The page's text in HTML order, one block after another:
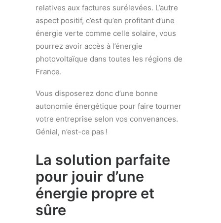
relatives aux factures surélevées. L’autre
aspect positif, c’est qu’en profitant d’une
énergie verte comme celle solaire, vous
pourrez avoir accès à l’énergie
photovoltaïque dans toutes les régions de
France.
Vous disposerez donc d’une bonne
autonomie énergétique pour faire tourner
votre entreprise selon vos convenances.
Génial, n’est-ce pas !
La solution parfaite
pour jouir d’une
énergie propre et
sûre